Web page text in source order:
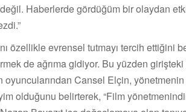
Haberlerde gördüğüm bir olaydan
özellikle evrensel tutmayı tercih ettiğini
de ağrıma gidiyor. Bu yüzden
oyuncularından Cansel Elçin,
olduğunu belirterek, “Film